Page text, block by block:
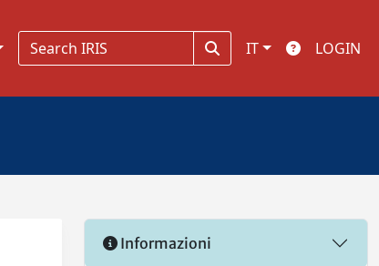
IT LOGIN
Informazioni